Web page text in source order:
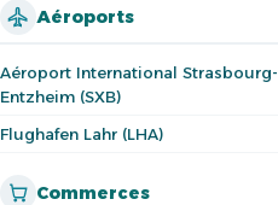
Aéroports
Aéroport International Strasbourg-
Entzheim (SXB)
Flughafen Lahr (LHA)
Commerces